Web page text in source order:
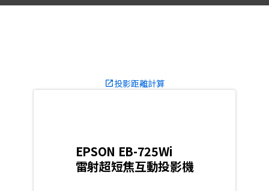
launch投影距離計算
EPSON EB-725Wi
雷射超短焦互動投影機